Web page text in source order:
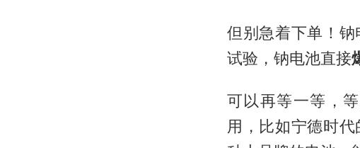
但别急着下单！
试验，钠电池直接
可以再等一等，
用，比如宁德时